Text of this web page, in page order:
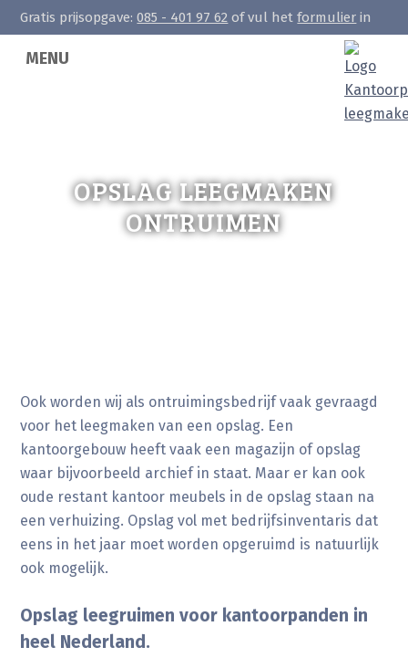
Gratis prijsopgave:085 - 401 97 62 of vul hetformulier in
MENU
OPSLAG LEEGMAKEN
ONTRUIMEN
Ook worden wij als ontruimingsbedrijf vaak gevraagd
voor het leegmaken van een opslag. Een
kantoorgebouw heeft vaak een magazijn of opslag
waar bijvoorbeeld archief in staat. Maar er kan ook
oude restant kantoor meubels in de opslag staan na
een verhuizing. Opslag vol met bedrijfsinventaris dat
eens in het jaar moet worden opgeruimd is natuurlijk
ook mogelijk.
Opslag leegruimen voor kantoorpanden in
heel Nederland.